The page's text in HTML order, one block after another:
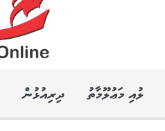
ލުއި މަޢުލޫމާތު ދިރިއުޅުން